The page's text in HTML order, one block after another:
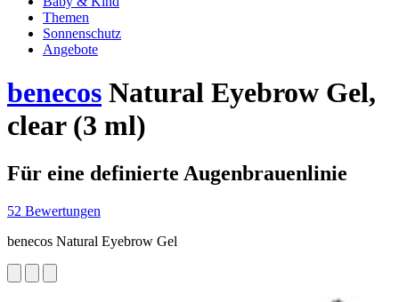
Themen
Sonnenschutz
Angebote
benecos Natural Eyebrow Gel,
clear (3 ml)
Für eine definierte Augenbrauenlinie
52 Bewertungen
benecos Natural Eyebrow Gel